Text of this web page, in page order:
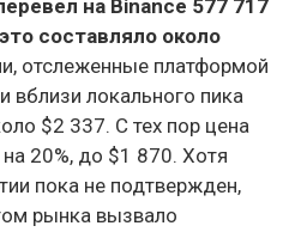
на Binance 577 717
составляло около
отслеженные платформой
вблизи локального пика
$2 337. С тех пор цена
20%, до $1 870. Хотя
пока не подтвержден,
рынка вызвало